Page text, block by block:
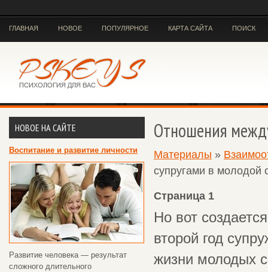
ГЛАВНАЯ НОВОЕ ПОПУЛЯРНОЕ КАРТА САЙТА ПОИСК
НОВОЕ НА САЙТЕ
Воспитание и развитие личности
Развитие человека — результат
сложного длительного
Отношения
Материалы »
супругами в молодой
Страница 1
Но вот
второй год
жизни молодых